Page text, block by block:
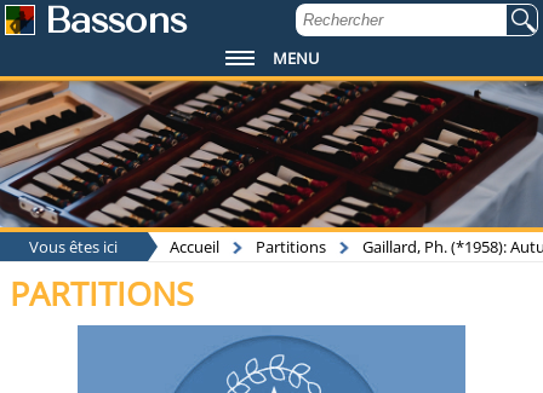
Bassons
MENU
Vous êtes ici Accueil Partitions Gaillard, Ph. (*1958):
PARTITIONS